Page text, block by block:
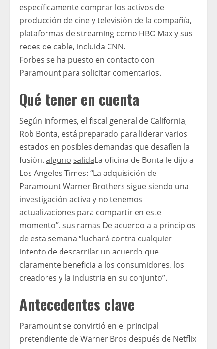
específicamente comprar los activos de
producción de cine y televisión de la compañía,
plataformas de streaming como HBO Max y sus
redes de cable, incluida CNN.
Forbes se ha puesto en contacto con
Paramount para solicitar comentarios.
Qué tener en cuenta
Según informes, el fiscal general de California,
Rob Bonta, está preparado para liderar varios
estados en posibles demandas que desafíen la
fusión. alguno salidaLa oficina de Bonta le dijo a
Los Angeles Times: “La adquisición de
Paramount Warner Brothers sigue siendo una
investigación activa y no tenemos
actualizaciones para compartir en este
momento”. sus ramas De acuerdo a a principios
de esta semana “luchará contra cualquier
intento de descarrilar un acuerdo que
claramente beneficia a los consumidores, los
creadores y la industria en su conjunto”.
Antecedentes clave
Paramount se convirtió en el principal
pretendiente de Warner Bros después de Netflix